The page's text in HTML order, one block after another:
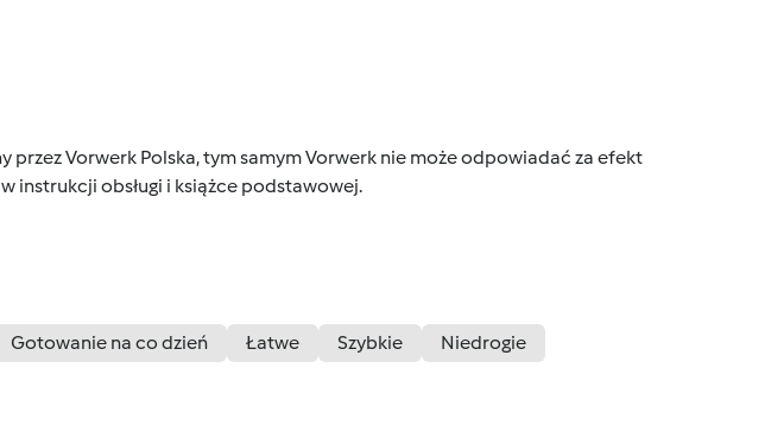
przez Vorwerk Polska, tym samym Vorwerk nie może odpowiadać za efekt
instrukcji obsługi i książce podstawowej.
Gotowanie na co dzień Łatwe Szybkie
Niedrogie